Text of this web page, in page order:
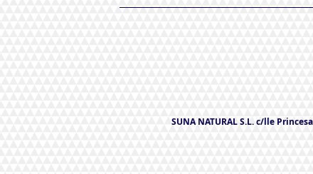
SUNA NATURAL S.L. c/lle